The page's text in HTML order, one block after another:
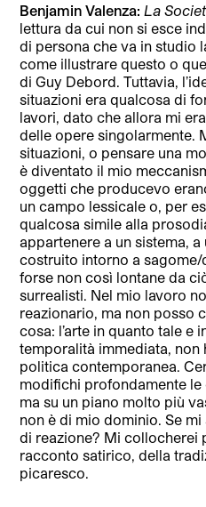
Benjamin Valenza: La
lettura da cui non si esce
di persona che va in studio
come illustrare questo o
di Guy Debord. Tuttavia,
situazioni era qualcosa di
lavori, dato che allora mi
delle opere singolarmente.
situazioni, o pensare una
è diventato il mio
oggetti che producevo
un campo lessicale o, per
qualcosa simile alla
appartenere a un sistema,
costruito intorno a sagome/
forse non così lontane da
surrealisti. Nel mio lavoro
reazionario, ma non posso
cosa: l’arte in quanto tale e
temporalità immediata, non
politica contemporanea.
modifichi profondamente
ma su un piano molto più
non è di mio dominio. Se
di reazione? Mi collocherei
racconto satirico, della
picaresco.